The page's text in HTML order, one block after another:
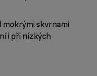
mokrými skvrnami
i při nízkých